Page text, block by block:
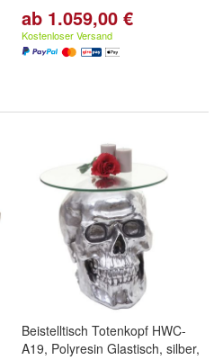
ab 1.059,00 €
Kostenloser Versand
Beistelltisch Totenkopf HWC-
A19, Polyresin Glastisch, silber,